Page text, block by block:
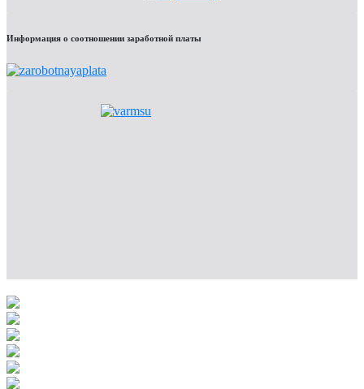
Информация о соотношении заработной платы